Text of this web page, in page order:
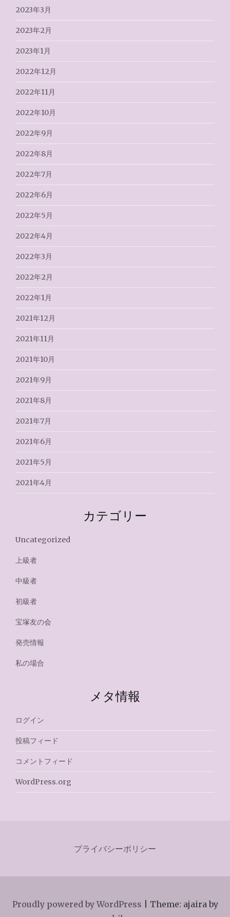
2023年3月
2023年2月
2023年1月
2022年12月
2022年11月
2022年10月
2022年9月
2022年8月
2022年7月
2022年6月
2022年5月
2022年4月
2022年3月
2022年2月
2022年1月
2021年12月
2021年11月
2021年10月
2021年9月
2021年8月
2021年7月
2021年6月
2021年5月
2021年4月
カテゴリー
Uncategorized
上級者
中級者
初級者
宝塚友の会
発売情報
私の場合
メタ情報
ログイン
投稿フィード
コメントフィード
WordPress.org
プライバシーポリシー
Proudly powered by WordPress
Theme: ajaira by